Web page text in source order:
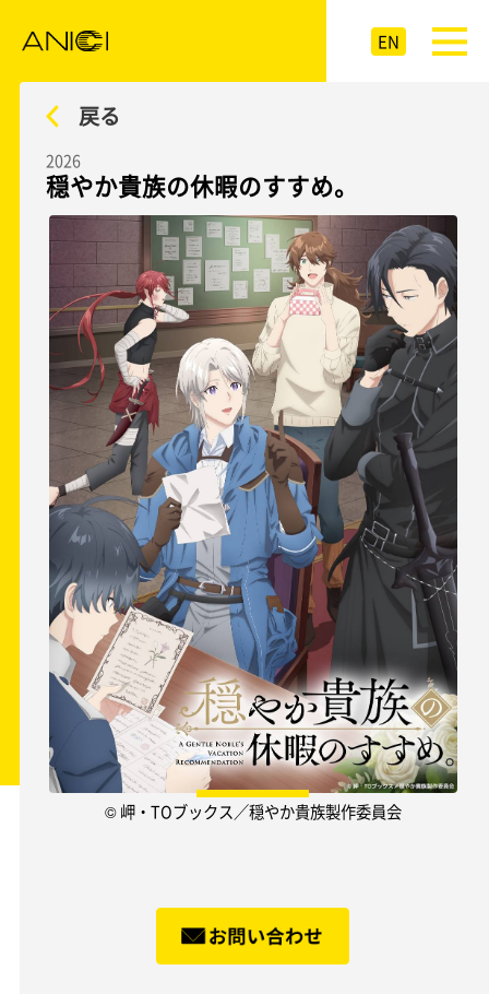
EN
戻る
2026
穏やか貴族の休暇のすすめ。
© 岬・TOブックス／穏やか貴族製作委員会